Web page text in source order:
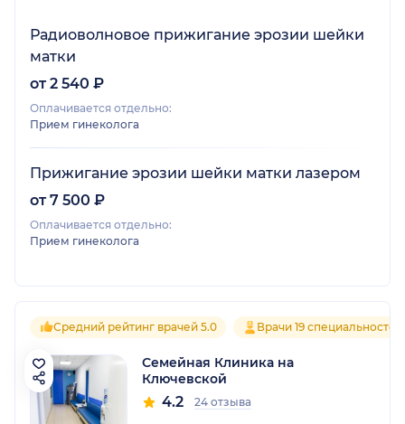
Радиоволновое прижигание эрозии шейки
матки
от 2 540 ₽
Оплачивается отдельно:
Прием гинеколога
Прижигание эрозии шейки матки лазером
от 7 500 ₽
Оплачивается отдельно:
Прием гинеколога
Средний рейтинг врачей 5.0 Врачи 19 специальностей
Семейная Клиника на
Ключевской
4.2 24 отзыва